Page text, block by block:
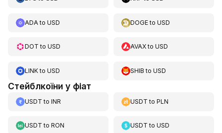
ADA to USD DOGEtoUSD
DOT to USD AVAXtoUSD
LINKto USD SHIB toUSD
Стейблкоїни у фіат
USDT to INR USDT toPLN
USDT to RON USDT toUSD